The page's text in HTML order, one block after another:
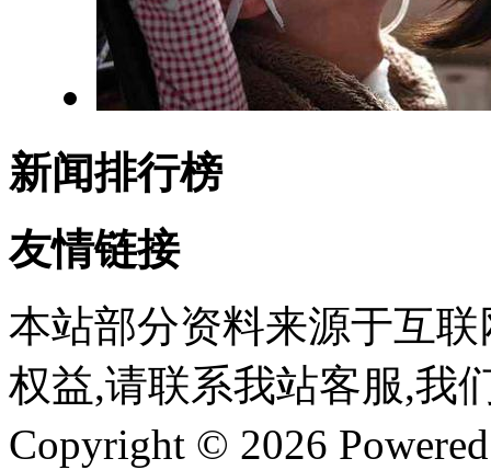
新闻排行榜
友情链接
本站部分资料来源于互
权益,请联系我站客服,我
Copyright © 2026